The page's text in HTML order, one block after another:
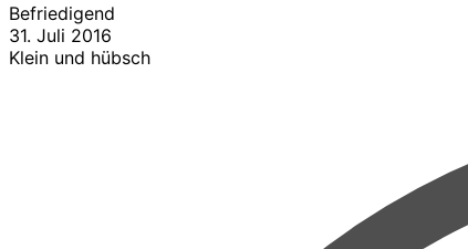
Befriedigend
31. Juli 2016
Klein und hübsch